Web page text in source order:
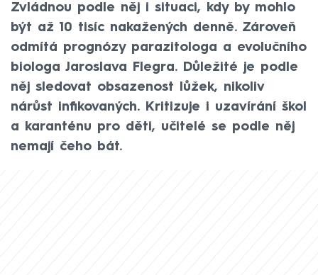
Zvládnou podle něj i situaci, kdy by mohlo
být až 10 tisíc nakažených denně. Zároveň
odmítá prognózy parazitologa a evolučního
biologa Jaroslava Flegra. Důležité je podle
něj sledovat obsazenost lůžek, nikoliv
nárůst infikovaných. Kritizuje i uzavírání škol
a karanténu pro děti, učitelé se podle něj
nemají čeho bát.